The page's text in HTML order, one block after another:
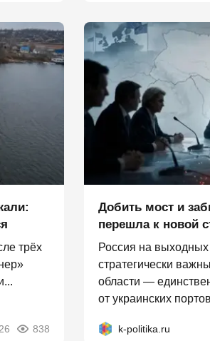
трёх
838
Добить мост и
перешла к новой
Россия на
стратегически
области —
от украинских
k-politika.ru